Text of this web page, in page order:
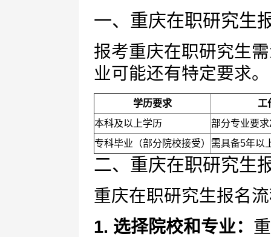
一、重庆在职研究生
报考重庆在职研究生
业可能还有特定要求
学历要求
工
本科及以上学历
部分专业要
专科毕业（部分院校接受）
需具备5年以
二、重庆在职研究生
重庆在职研究生报名
1. 选择院校和专业：